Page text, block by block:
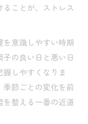
ることが、ストレス
意識しやすい時期
の良い日と悪い日
しやすくなりま
節ごとの変化を前
整える一番の近道